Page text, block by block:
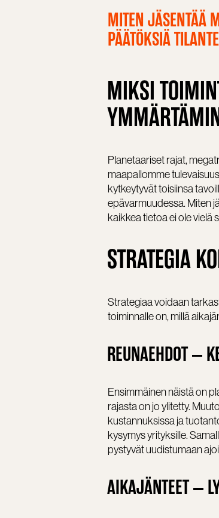
MITEN JÄSENTÄÄ
PÄÄTÖKSIÄ
MIKSI
Planetaariset rajat,
maapallomme
kytkeytyvät toisiinsa
epävarmuudessa. Miten
kaikkea tietoa ei ole vielä
STRATEGIA
Strategiaa voidaan
toiminnalle on, millä
REUNAEHDOT –
Ensimmäinen näistä on
rajasta on jo ylitetty.
kustannuksissa ja
kysymys yrityksille.
pystyvät uudistumaan
AIKAJÄNTEET –